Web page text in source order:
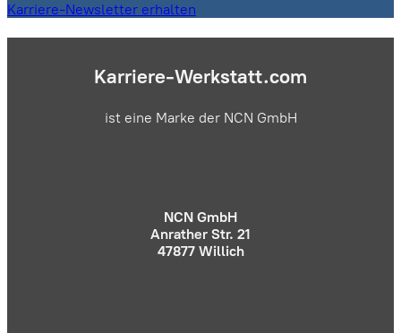
Karriere-Newsletter erhalten
Karriere-Werkstatt.com
ist eine Marke der NCN GmbH
NCN GmbH
Anrather Str. 21
47877 Willich